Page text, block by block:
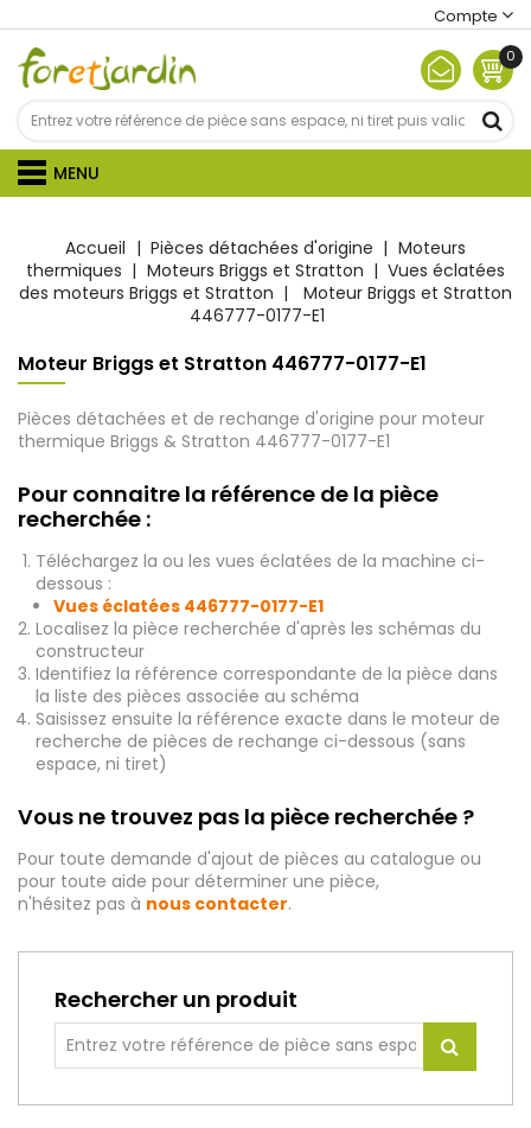
Compte
0
MENU
Accueil Pièces détachées d'origine
Moteurs
thermiques
Moteurs Briggs et Stratton
Vues éclatées
des moteurs Briggs et Stratton
Moteur Briggs et Stratton
446777-0177-E1
Moteur Briggs et Stratton 446777-0177-E1
Pièces détachées et de rechange d'origine pour moteur
thermique Briggs & Stratton 446777-0177-E1
Pour connaitre la référence de la pièce
recherchée :
Téléchargez la ou les vues éclatées de la machine ci-
dessous :
Vues éclatées 446777-0177-E1
Localisez la pièce recherchée d'après les schémas du
constructeur
Identifiez la référence correspondante de la pièce dans
la liste des pièces associée au schéma
Saisissez ensuite la référence exacte dans le moteur de
recherche de pièces de rechange ci-dessous (sans
espace, ni tiret)
Vous ne trouvez pas la pièce recherchée ?
Pour toute demande d'ajout de pièces au catalogue ou
pour toute aide pour déterminer une pièce,
n'hésitez pas à nous contacter.
Rechercher un produit